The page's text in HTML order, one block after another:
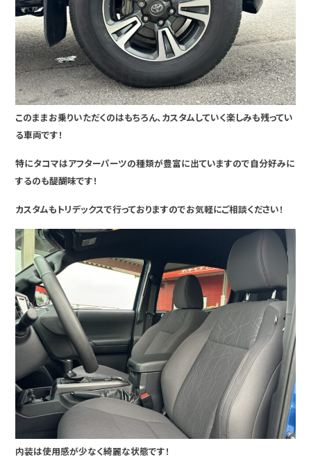
このままお乗りいただくのはもちろん、カスタムしていく楽しみも残ってい
る車両です！
特にタコマはアフターパーツの種類が豊富に出ていますので自分好みに
するのも醍醐味です！
カスタムもトリデックスで行っておりますのでお気軽にご相談ください！
内装は使用感が少なく綺麗な状態です！